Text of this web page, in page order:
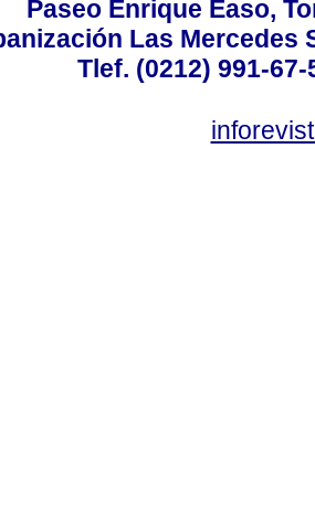
Paseo Enrique Easo,
Las Mercedes
Tlef. (0212) 991-